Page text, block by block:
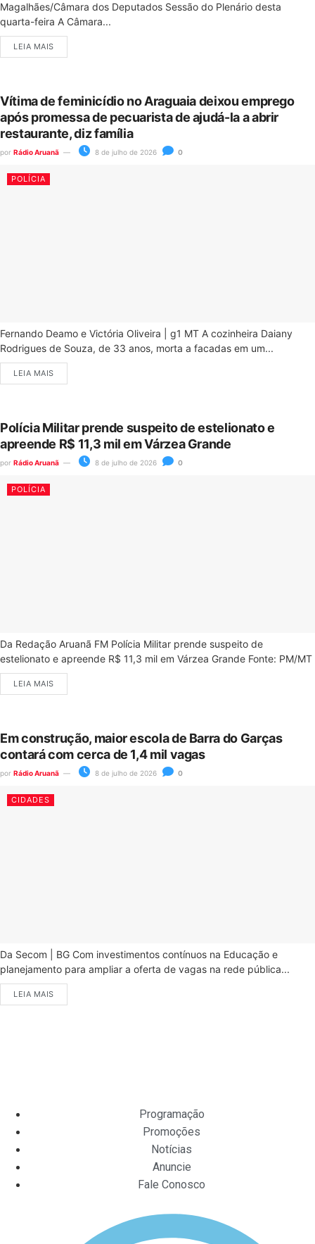
Magalhães/Câmara dos Deputados Sessão do Plenário desta
quarta-feira A Câmara...
LEIA MAIS
Vítima de feminicídio no Araguaia deixou emprego
após promessa de pecuarista de ajudá-la a abrir
restaurante, diz família
por Rádio Aruanã 8 de julho de 2026 0
POLÍCIA
Fernando Deamo e Victória Oliveira | g1 MT A cozinheira Daiany
Rodrigues de Souza, de 33 anos, morta a facadas em um...
LEIA MAIS
Polícia Militar prende suspeito de estelionato e
apreende R$ 11,3 mil em Várzea Grande
por Rádio Aruanã 8 de julho de 2026 0
POLÍCIA
Da Redação Aruanã FM Polícia Militar prende suspeito de
estelionato e apreende R$ 11,3 mil em Várzea Grande Fonte: PM/MT
LEIA MAIS
Em construção, maior escola de Barra do Garças
contará com cerca de 1,4 mil vagas
por Rádio Aruanã 8 de julho de 2026 0
CIDADES
Da Secom | BG Com investimentos contínuos na Educação e
planejamento para ampliar a oferta de vagas na rede pública...
LEIA MAIS
Programação
Promoções
Notícias
Anuncie
Fale Conosco